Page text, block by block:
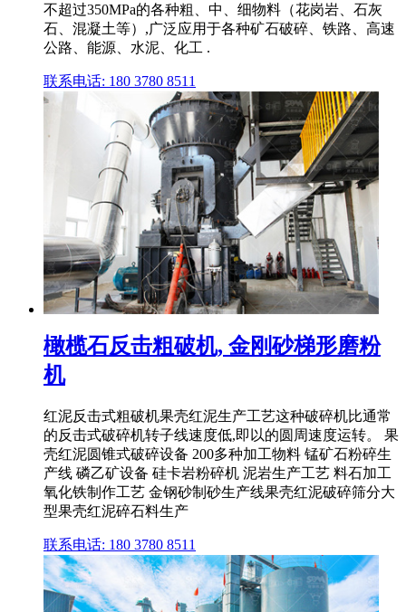
不超过350MPa的各种粗、中、细物料（花岗岩、石灰
石、混凝土等）,广泛应用于各种矿石破碎、铁路、高速
公路、能源、水泥、化工 .
联系电话: 180 3780 8511
橄榄石反击粗破机, 金刚砂梯形磨粉
机
红泥反击式粗破机果壳红泥生产工艺这种破碎机比通常
的反击式破碎机转子线速度低,即以的圆周速度运转。 果
壳红泥圆锥式破碎设备 200多种加工物料 锰矿石粉碎生
产线 磷乙矿设备 硅卡岩粉碎机 泥岩生产工艺 料石加工
氧化铁制作工艺 金钢砂制砂生产线果壳红泥破碎筛分大
型果壳红泥碎石料生产
联系电话: 180 3780 8511